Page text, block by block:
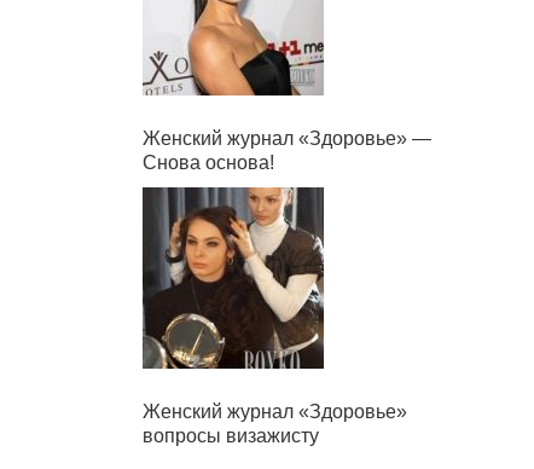
Женский журнал «Здоровье» —
Снова основа!
Женский журнал «Здоровье»
вопросы визажисту